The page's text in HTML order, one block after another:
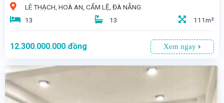
LÊ THẠCH, HOÀ AN, CẨM LỆ, ĐÀ NẴNG
13
13 111m²
12.300.000.000 đồng Xem ngay